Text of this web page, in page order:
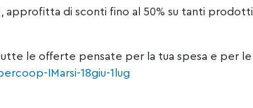
approfitta di sconti fino al 50% su tanti prodotti
le offerte pensate per la tua spesa e per le
IMarsi-18giu-1lug